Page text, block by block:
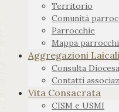
Territorio
Comunità
Parrocchie
Mappa
Aggregazioni Laicali
Consulta
Contatti
Vita Consacrata
CISM e USMI